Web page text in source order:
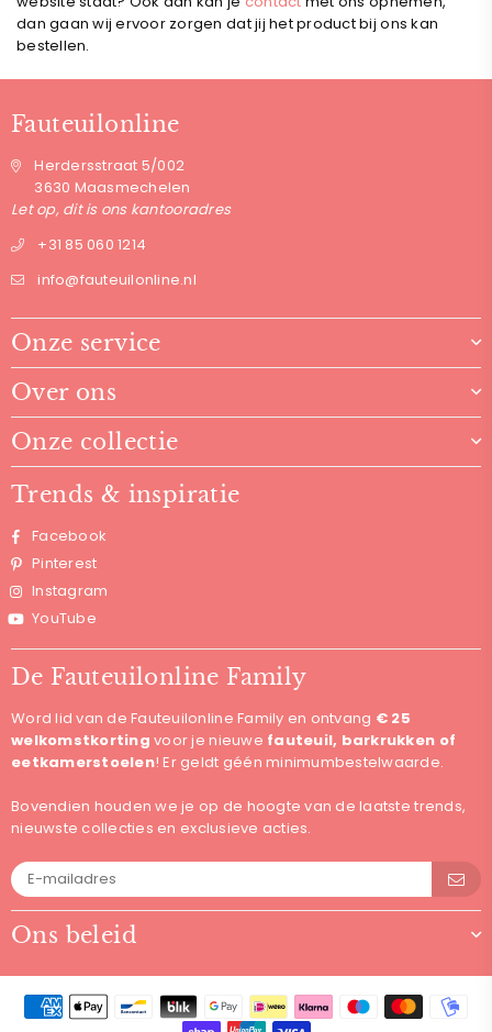
dan gaan wij ervoor zorgen dat jij het product bij ons kan
bestellen.
Fauteuilonline
Herdersstraat 5/002
3630 Maasmechelen
Let op, dit is ons kantooradres
+31 85 060 1214
info@fauteuilonline.nl
Onze service
Over ons
Onze collectie
Trends & inspiratie
Facebook
Pinterest
Instagram
YouTube
De Fauteuilonline Family
Word lid van de Fauteuilonline Family en ontvang € 25
welkomstkortingvoor je nieuwe fauteuil, barkrukken of
eetkamerstoelen! Er geldt géén minimumbestelwaarde.
Bovendien houden we je op de hoogte van de laatste trends,
nieuwste collecties en exclusieve acties.
Ons beleid